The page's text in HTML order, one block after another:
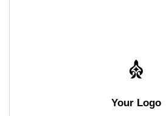
Your Logo